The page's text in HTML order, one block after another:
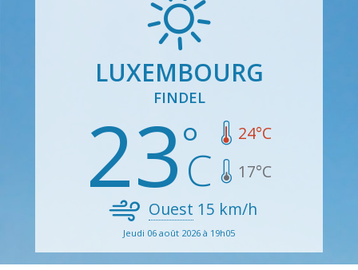
LUXEMBOURG
FINDEL
23 24°C
17°C
Ouest 15 km/h
Jeudi 06 août 2026 à 19h05